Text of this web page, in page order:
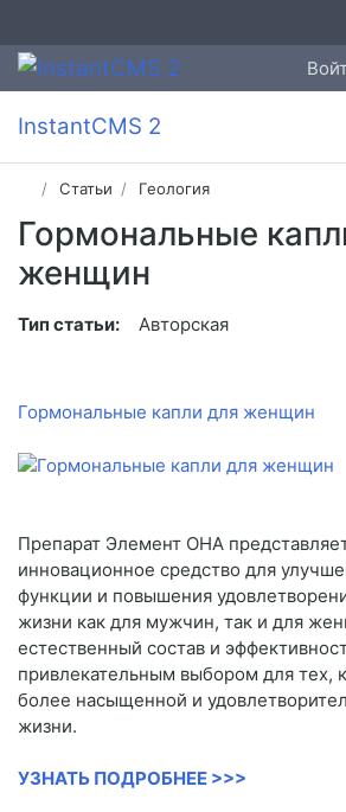
InstantCMS 2
Статьи Геология
Гормональные
женщин
Тип статьи: Авторская
Гормональные капли для женщин
Препарат Элемент ОНА
инновационное средство для
функции и повышения
жизни как для мужчин, так и для
естественный состав и
привлекательным выбором для тех,
более насыщенной и
жизни.
УЗНАТЬ ПОДРОБНЕЕ >>>